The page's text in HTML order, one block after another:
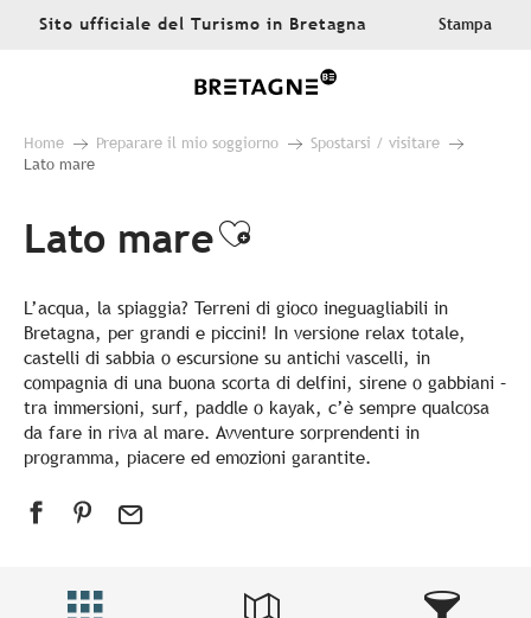
AllerSito ufficiale del Turismo in Bretagna Stampa
Home Preparare il mio soggiorno
Spostarsi / visitare
Lato mare
Lato mareAjouter aux
L’acqua, la spiaggia? Terreni di gioco ineguagliabili in
Bretagna, per grandi e piccini! In versione relax totale,
castelli di sabbia o escursione su antichi vascelli, in
compagnia di una buona scorta di delfini, sirene o gabbiani –
tra immersioni, surf, paddle o kayak, c’è sempre qualcosa
da fare in riva al mare. Avventure sorprendenti in
programma, piacere ed emozioni garantite.